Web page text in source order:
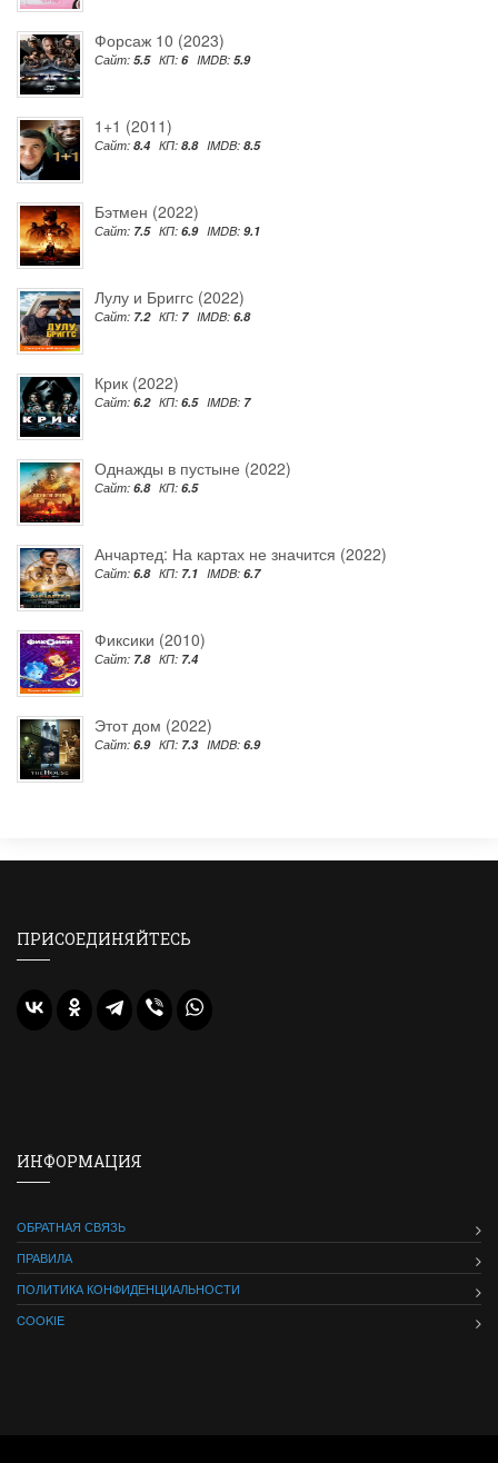
Форсаж 10 (2023)
Сайт: 5.5 КП: 6 IMDB: 5.9
1+1 (2011)
Сайт: 8.4 КП: 8.8 IMDB: 8.5
Бэтмен (2022)
Сайт: 7.5 КП: 6.9 IMDB: 9.1
Лулу и Бриггс (2022)
Сайт: 7.2 КП: 7 IMDB: 6.8
Крик (2022)
Сайт: 6.2 КП: 6.5 IMDB: 7
Однажды в пустыне (2022)
Сайт: 6.8 КП: 6.5
Анчартед: На картах не значится (2022)
Сайт: 6.8 КП: 7.1 IMDB: 6.7
Фиксики (2010)
Сайт: 7.8 КП: 7.4
Этот дом (2022)
Сайт: 6.9 КП: 7.3 IMDB: 6.9
ПРИСОЕДИНЯЙТЕСЬ
ИНФОРМАЦИЯ
ОБРАТНАЯ СВЯЗЬ
ПРАВИЛА
ПОЛИТИКА КОНФИДЕНЦИАЛЬНОСТИ
COOKIE